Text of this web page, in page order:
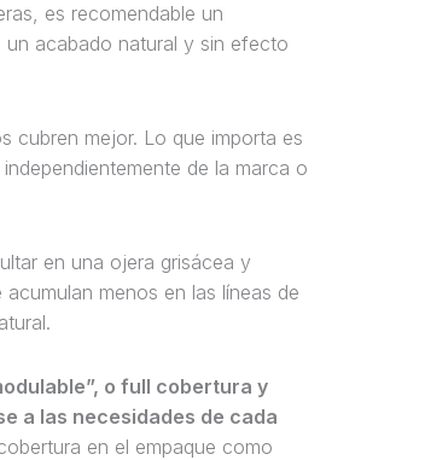
es recomendable un
acabado natural y sin efecto
cubren mejor. Lo que importa es
de la marca o
en una ojera grisácea y
menos en las líneas de
o full cobertura y
a las necesidades de cada
en el empaque como